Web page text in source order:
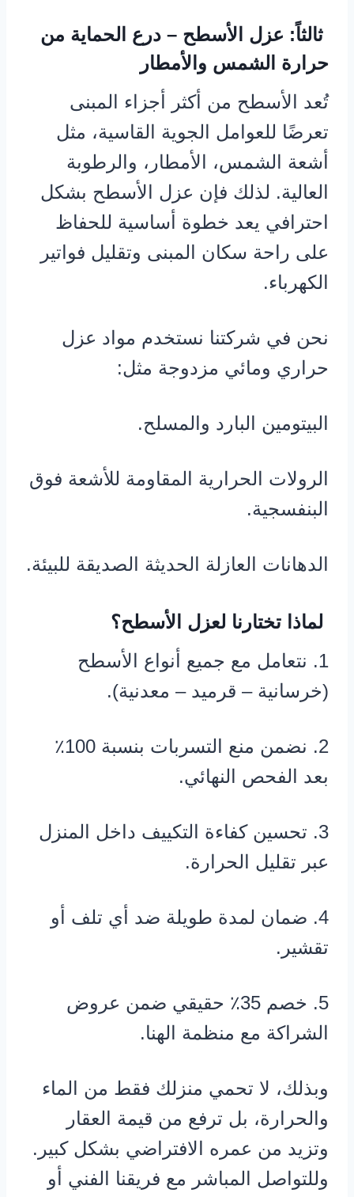
ثالثاً: عزل الأسطح – درع الحماية من
حرارة الشمس والأمطار
تُعد الأسطح من أكثر أجزاء المبنى
تعرضًا للعوامل الجوية القاسية، مثل
أشعة الشمس، الأمطار، والرطوبة
العالية. لذلك فإن عزل الأسطح بشكل
احترافي يعد خطوة أساسية للحفاظ
على راحة سكان المبنى وتقليل فواتير
الكهرباء.
نحن في شركتنا نستخدم مواد عزل
حراري ومائي مزدوجة مثل:
البيتومين البارد والمسلح.
الرولات الحرارية المقاومة للأشعة فوق
البنفسجية.
الدهانات العازلة الحديثة الصديقة للبيئة.
لماذا تختارنا لعزل الأسطح؟
1. نتعامل مع جميع أنواع الأسطح
(خرسانية – قرميد – معدنية).
2. نضمن منع التسربات بنسبة 100٪
بعد الفحص النهائي.
3. تحسين كفاءة التكييف داخل المنزل
عبر تقليل الحرارة.
4. ضمان لمدة طويلة ضد أي تلف أو
تقشير.
5. خصم 35٪ حقيقي ضمن عروض
الشراكة مع منظمة الهنا.
وبذلك، لا تحمي منزلك فقط من الماء
والحرارة، بل ترفع من قيمة العقار
وتزيد من عمره الافتراضي بشكل كبير.
وللتواصل المباشر مع فريقنا الفني أو